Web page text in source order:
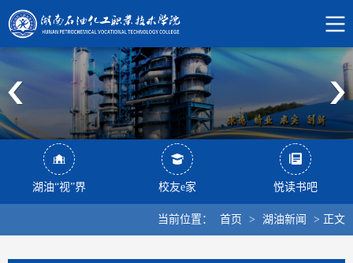
湖油“视”界 校友e家 悦读书吧
当前位置： 首页 > 湖油新闻 > 正文